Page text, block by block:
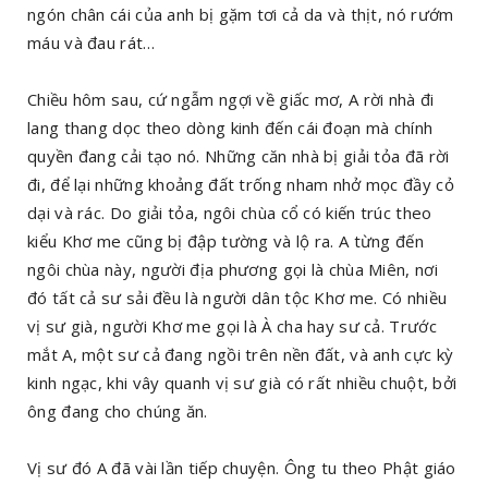
ngón chân cái của anh bị gặm tơi cả da và thịt, nó rướm
máu và đau rát…
Chiều hôm sau, cứ ngẫm ngợi về giấc mơ, A rời nhà đi
lang thang dọc theo dòng kinh đến cái đoạn mà chính
quyền đang cải tạo nó. Những căn nhà bị giải tỏa đã rời
đi, để lại những khoảng đất trống nham nhở mọc đầy cỏ
dại và rác. Do giải tỏa, ngôi chùa cổ có kiến trúc theo
kiểu Khơ me cũng bị đập tường và lộ ra. A từng đến
ngôi chùa này, người địa phương gọi là chùa Miên, nơi
đó tất cả sư sải đều là người dân tộc Khơ me. Có nhiều
vị sư già, người Khơ me gọi là À cha hay sư cả. Trước
mắt A, một sư cả đang ngồi trên nền đất, và anh cực kỳ
kinh ngạc, khi vây quanh vị sư già có rất nhiều chuột, bởi
ông đang cho chúng ăn.
Vị sư đó A đã vài lần tiếp chuyện. Ông tu theo Phật giáo